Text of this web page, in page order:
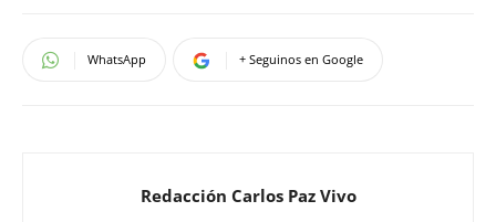
WhatsApp + Seguinos en Google
Redacción Carlos Paz Vivo